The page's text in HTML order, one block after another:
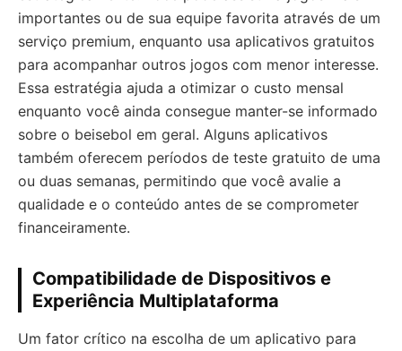
importantes ou de sua equipe favorita através de um
serviço premium, enquanto usa aplicativos gratuitos
para acompanhar outros jogos com menor interesse.
Essa estratégia ajuda a otimizar o custo mensal
enquanto você ainda consegue manter-se informado
sobre o beisebol em geral. Alguns aplicativos
também oferecem períodos de teste gratuito de uma
ou duas semanas, permitindo que você avalie a
qualidade e o conteúdo antes de se comprometer
financeiramente.
Compatibilidade de Dispositivos e
Experiência Multiplataforma
Um fator crítico na escolha de um aplicativo para